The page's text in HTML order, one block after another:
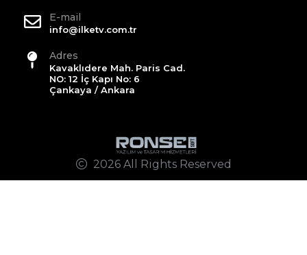
E-mail
info@ilketv.com.tr
Adres
Kavaklıdere Mah. Paris Cad.
NO: 12 İç Kapı No: 6
Çankaya / Ankara
2026 All Rights Reserved